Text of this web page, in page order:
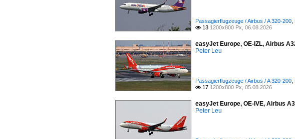
Passagierflugzeuge / Airbus / A 320-200
 13 1200x800 Px, 06.08.2026
easyJet Europe, OE-IZL, Airbus
Peter Leu
Passagierflugzeuge / Airbus / A 320-200
 17 1200x800 Px, 05.08.2026
easyJet Europe, OE-IVE, Airbus
Peter Leu